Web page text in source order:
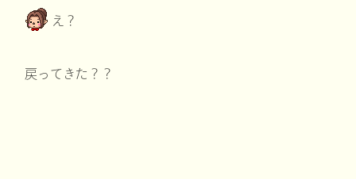
え？
戻ってきた？？